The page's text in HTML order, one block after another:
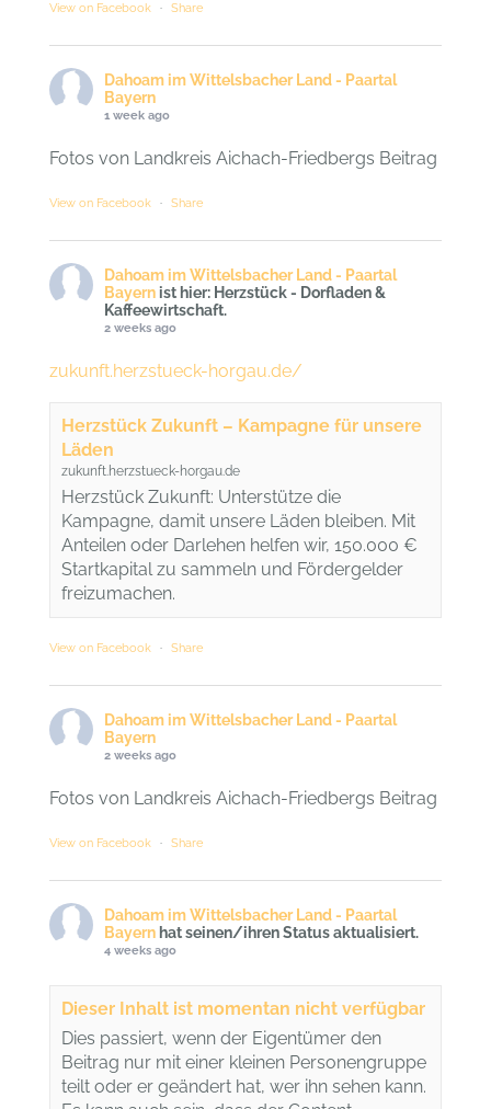
View on Facebook · Share
Dahoam im Wittelsbacher Land - Paartal
Bayern
1 week ago
Fotos von Landkreis Aichach-Friedbergs Beitrag
View on Facebook · Share
Dahoam im Wittelsbacher Land - Paartal
Bayern ist hier: Herzstück - Dorfladen &
Kaffeewirtschaft.
2 weeks ago
zukunft.herzstueck-horgau.de/
Herzstück Zukunft – Kampagne für unsere
Läden
zukunft.herzstueck-horgau.de
Herzstück Zukunft: Unterstütze die
Kampagne, damit unsere Läden bleiben. Mit
Anteilen oder Darlehen helfen wir, 150.000 €
Startkapital zu sammeln und Fördergelder
freizumachen.
View on Facebook · Share
Dahoam im Wittelsbacher Land - Paartal
Bayern
2 weeks ago
Fotos von Landkreis Aichach-Friedbergs Beitrag
View on Facebook · Share
Dahoam im Wittelsbacher Land - Paartal
Bayern hat seinen/ihren Status aktualisiert.
4 weeks ago
Dieser Inhalt ist momentan nicht verfügbar
Dies passiert, wenn der Eigentümer den
Beitrag nur mit einer kleinen Personengruppe
teilt oder er geändert hat, wer ihn sehen kann.